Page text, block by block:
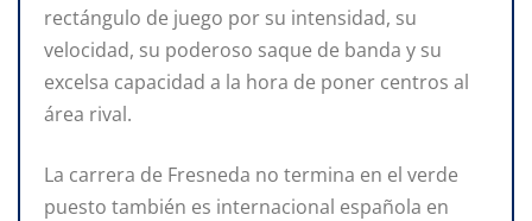
rectángulo de juego por su intensidad, su
velocidad, su poderoso saque de banda y su
excelsa capacidad a la hora de poner centros al
área rival.
La carrera de Fresneda no termina en el verde
puesto también es internacional española en